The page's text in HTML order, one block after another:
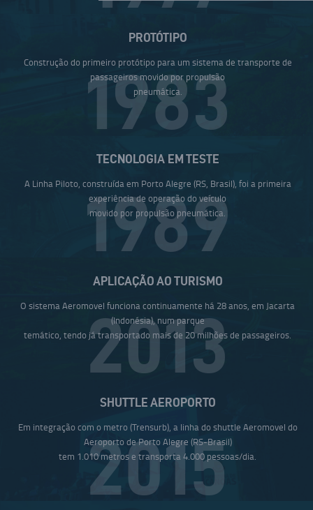
PROTÓTIPO
Construção do primeiro protótipo para um sistema de transporte de
passageiros movido por propulsão
pneumática.
1983
TECNOLOGIA EM TESTE
A Linha Piloto, construída em Porto Alegre (RS, Brasil), foi a primeira
experiência de operação do veículo
movido por propulsão pneumática.
1989
APLICAÇÃO AO TURISMO
O sistema Aeromovel funciona continuamente há 28 anos, em Jacarta
(Indonésia), num parque
temático, tendo já transportado mais de 20 milhões de passageiros.
2013
SHUTTLE AEROPORTO
Em integração com o metro (Trensurb), a linha do shuttle Aeromovel do
Aeroporto de Porto Alegre (RS-Brasil)
tem 1.010 metros e transporta 4.000 pessoas/dia.
2015